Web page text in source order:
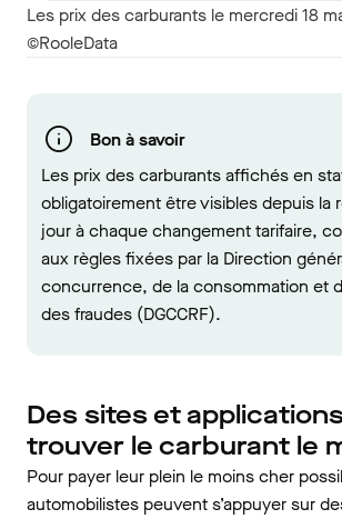
Les prix des carburants le mercredi 18
©RooleData
Bon à savoir
Les prix des carburants affichés en
obligatoirement être visibles depuis la
jour à chaque changement tarifaire,
aux règles fixées par la Direction
concurrence, de la consommation et
des fraudes (DGCCRF).
Des sites et
trouver le carburant le
Pour payer leur plein le moins cher
automobilistes peuvent s’appuyer sur